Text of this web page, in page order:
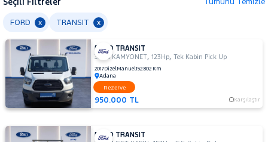
Tüm
Araçlar
AUDI
BMC
BMW
BYD
Tümünü Temizle
FORD x TRANSIT x
FORD TRANSIT
330S KAMYONET,123Hp,Tek Kabin Pick Up
2017DizelManuel152.802 Km
Adana
950.000 TL Karşılaştır
Rezerve
FORD TRANSIT